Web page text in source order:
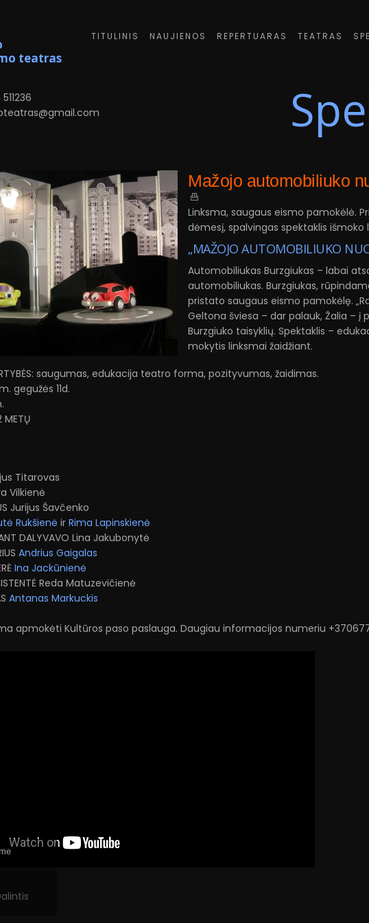
teatras
511236
TITULINIS NAUJIENOS REPERTUARAS TEATRAS
Mažojo automobiliuko
Linksma, saugaus eismo pamokėlė.
dėmesį, spalvingas spektaklis išmoko
„MAŽOJO AUTOMOBILIUKO
Automobiliukas Burzgiukas – labai
automobiliukas. Burzgiukas,
pristato saugaus eismo pamokėlę.
Geltona šviesa – dar palauk, Žalia – į
Burzgiuko taisyklių. Spektaklis –
mokytis linksmai žaidžiant.
saugumas, edukacija teatro forma, pozityvumas, žaidimas.
m. gegužės 11d.
METŲ
Titarovas
Vilkienė
Jurijus Šavčenko
Rukšienė irRima Lapinskienė
DALYVAVO Lina Jakubonytė
Andrius Gaigalas
Ina Jackūnienė
Reda Matuzevičienė
Antanas Markuckis
apmokėti Kultūros paso paslauga. Daugiau informacijos numeriu